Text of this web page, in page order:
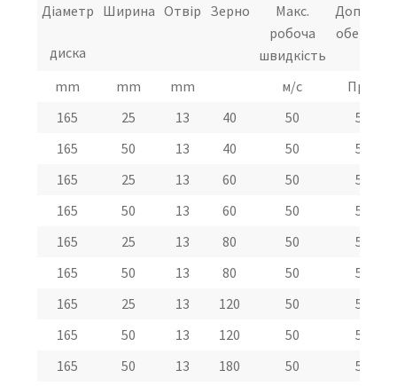
Діаметр
диска
Ширина Отвір Зерно
Макс.
робоча
швидкість
mm mm mm м/с
Про/хв
165
25 13 40 50
5800
165
50 13 40 50
5800
165
25 13 60 50
5800
165
50 13 60 50
5800
165
25 13 80 50
5800
165
50 13 80 50
5800
165
25 13 120 50
5800
165
50 13 120 50
5800
165
50 13 180 50
5800